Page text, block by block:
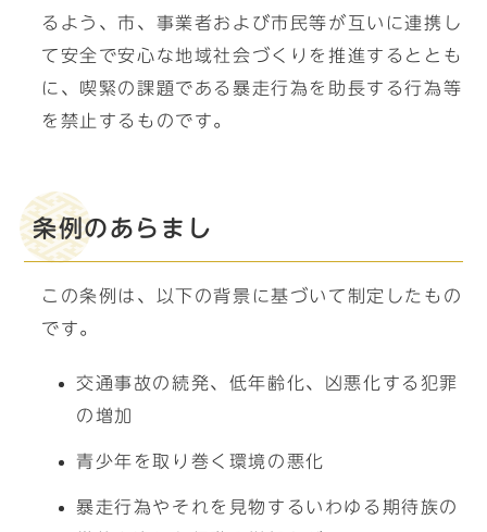
るよう、市、事業者および市民等が互いに連携し
て安全で安心な地域社会づくりを推進するととも
に、喫緊の課題である暴走行為を助長する行為等
を禁止するものです。
条例のあらまし
この条例は、以下の背景に基づいて制定したもの
です。
交通事故の続発、低年齢化、凶悪化する犯罪
の増加
青少年を取り巻く環境の悪化
暴走行為やそれを見物するいわゆる期待族の